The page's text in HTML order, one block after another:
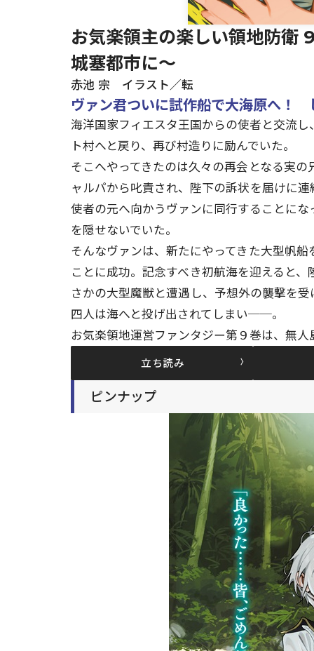
お気楽領主の楽しい領地防
城塞都市に～
赤池 宗 イラスト／転
ヴァン君ついに試作船で大海原へ！
海洋国家フィエスタ王国からの使者と交流
ト村へと戻り、再び村造りに励んでいた。
そこへやってきたのは久々の再会となる実
ャルパから叱責され、陛下の訴状を届けに
使者の元へ向かうヴァンに同行することに
を隠せないでいた。
そんなヴァンは、新たにやってきた大型帆
ことに成功。記念すべき初航海を迎えると
さかの大型魔獣と遭遇し、予想外の襲撃を
四人は海へと投げ出されてしまい──。
お気楽領地運営ファンタジー第９巻は、無
立ち読み
ピンナップ